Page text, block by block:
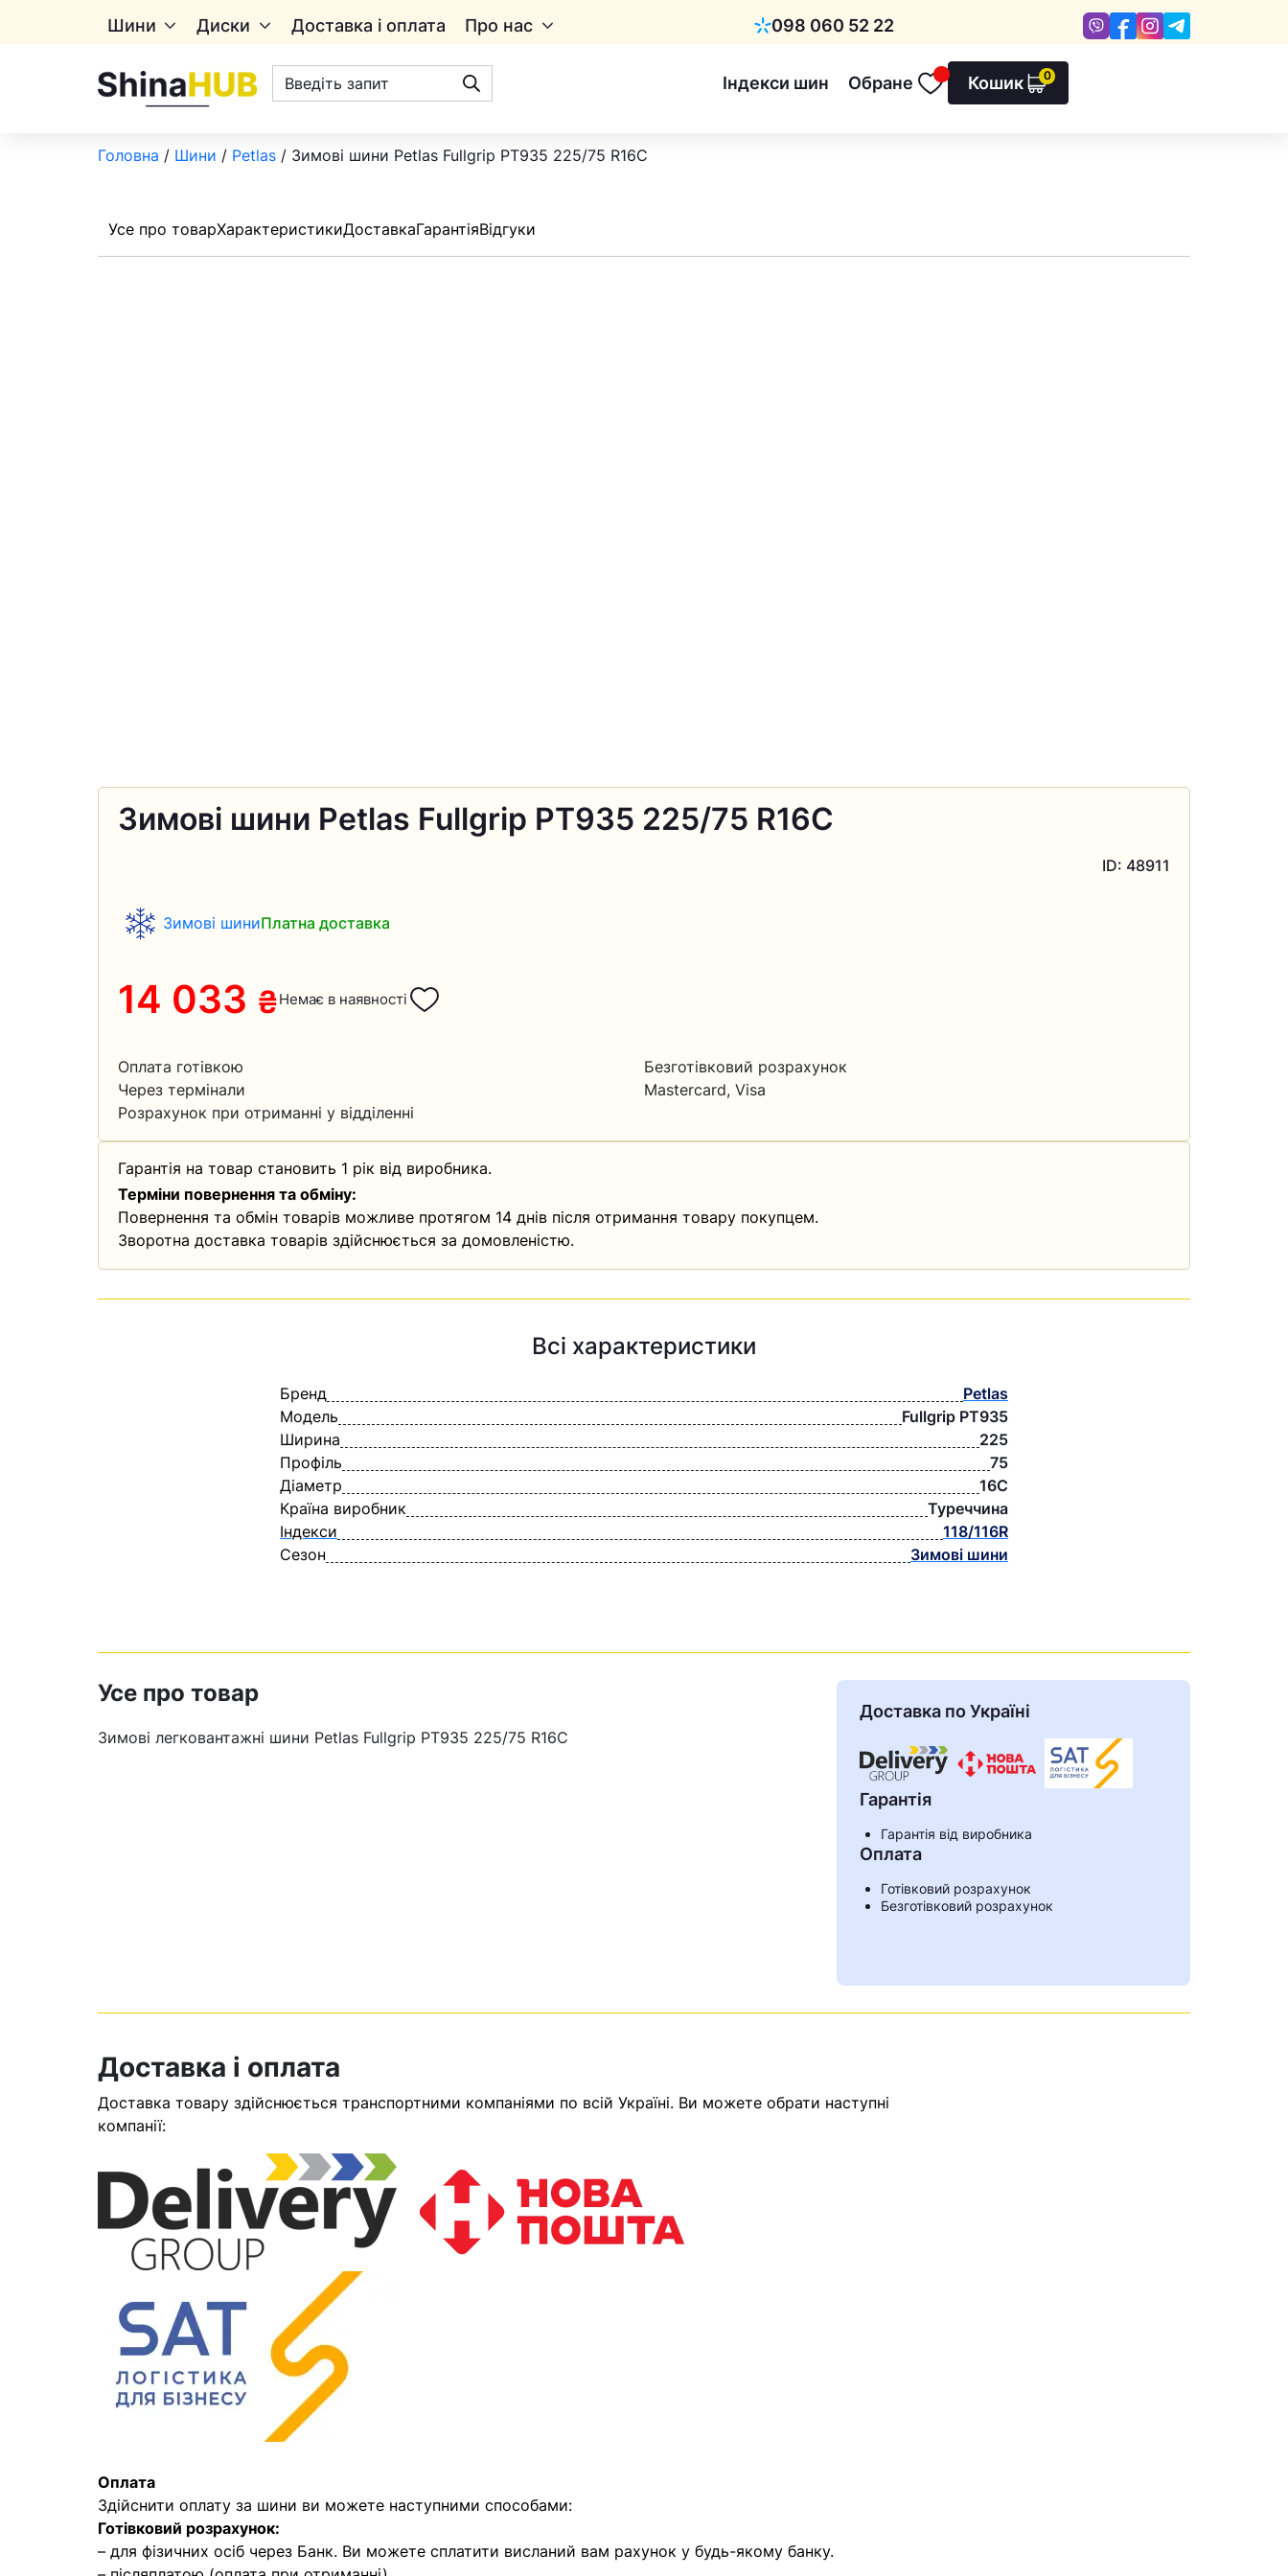
Шини Диски Доставка і оплата Про нас 098 060 52 22
Київстар
ViberFacebookInstagram
Пошук
товарів
Індекси шин Обране
Обране Кошик 0
У кошику немає товарів.
Оператор зв’яжеться з вами
найближчим часом
Головна / Шини / Petlas / Зимові шини Petlas Fullgrip PT935 225/75 R16C
Усе про товарХарактеристикиДоставкаГарантіяВідгуки
Зимові шини Petlas Fullgrip PT935 225/75 R16C
ID: 48911
Зимові шиниПлатна доставка
14 033 ₴Немає в наявності
Оплата готівкою
Безготівковий розрахунок
Через термінали
Mastercard, Visa
Розрахунок при отриманні у відділенні
Гарантія на товар становить 1 рік від виробника.
Терміни повернення та обміну:
Повернення та обмін товарів можливе протягом 14 днів після отримання товару покупцем.
Зворотна доставка товарів здійснюється за домовленістю.
Всі характеристики
Бренд
Petlas
Модель
Fullgrip PT935
Ширина
225
Профіль
75
Діаметр
16C
Країна виробник
Туреччина
Індекси
118/116R
Сезон
Зимові шини
Усе про товар
Зимові легковантажні шини Petlas Fullgrip PT935 225/75 R16C
Доставка по Україні
Гарантія
Гарантія від виробника
Оплата
Готівковий розрахунок
Безготівковий розрахунок
Доставка і оплата
Доставка товару здійснюється транспортними компаніями по всій Україні. Ви можете обрати наступні
компанії:
Оплата
Здійснити оплату за шини ви можете наступними способами:
Готівковий розрахунок:
– для фізичних осіб через Банк. Ви можете сплатити висланий вам рахунок у будь-якому банку.